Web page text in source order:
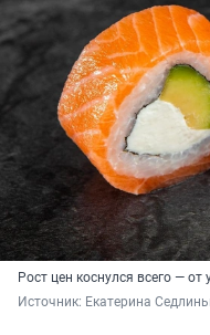
Рост цен коснулся всего — от
Источник: Екатерина